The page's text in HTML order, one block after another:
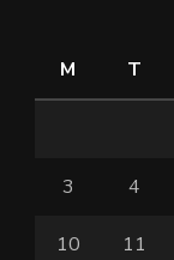
M T
3 4
10 11